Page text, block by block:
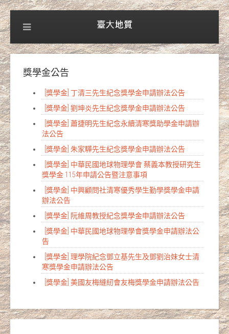
獎學金公告
[獎學金] 丁清三先生紀念獎學金申請辦法公告
[獎學金] 劉坤炎先生紀念獎學金申請辦法公告
[獎學金] 蕭捷明先生紀念永續清寒獎助學金申請辦
法公告
[獎學金] 朱家驊先生紀念獎學金申請辦法公告
[獎學金] 中華民國地球物理學會 蔡義本教授研究生
獎學金 115年申請公告暨注意事項
[獎學金] 中興顧問社清寒優秀學生勤學獎學金申請
辦法公告
[獎學金] 阮維周教授紀念獎學金申請辦法公告
[獎學金] 中華民國地球物理學會獎學金申請辦法公
告
[獎學金] 理學院紀念鄧立基先生及鄧劉治妹女士清
寒獎學金申請辦法公告
[獎學金] 美國友梅縫紉會友梅獎學金申請辦法公告